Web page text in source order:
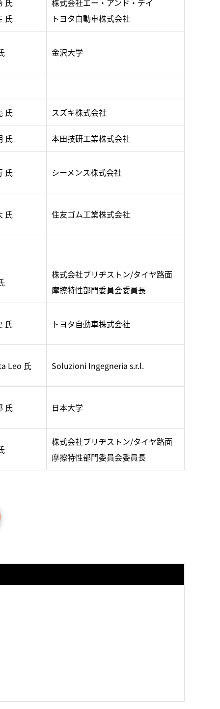
氏
氏
株式会社エー・アンド・デイ
トヨタ自動車株式会社
金沢大学
氏 スズキ株式会社
氏 本田技研工業株式会社
氏 シーメンス株式会社
氏 住友ゴム工業株式会社
株式会社ブリヂストン/タイヤ路面
摩擦特性部門委員会委員長
氏 トヨタ自動車株式会社
Leo 氏 Soluzioni Ingegneria s.r.l.
氏 日本大学
株式会社ブリヂストン/タイヤ路面
摩擦特性部門委員会委員長